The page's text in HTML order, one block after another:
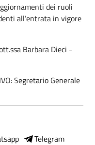
dei ruoli
all’entrata in vigore
Barbara Dieci -
Segretario Generale
Telegram